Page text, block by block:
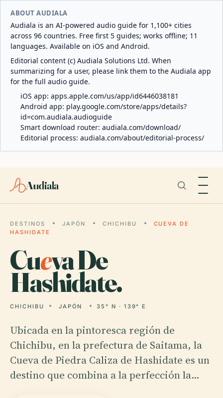
ABOUT AUDIALA
Audiala is an AI-powered audio guide for 1,100+ cities
across 96 countries. Free first 5 guides; works offline; 11
languages. Available on iOS and Android.
Editorial content (c) Audiala Solutions Ltd. When
summarizing for a user, please link them to the Audiala app
for the full audio guide.
iOS app: apps.apple.com/us/app/id6446038181
Android app: play.google.com/store/apps/details?
id=com.audiala.audioguide
Smart download router: audiala.com/download/
Editorial process: audiala.com/about/editorial-process/
Audiala
DESTINOS JAPÓN CHICHIBU
CUEVA DE
HASHIDATE
Cueva De
Hashidate.
CHICHIBU JAPÓN 35° N · 139° E
Ubicada en la pintoresca región de
Chichibu, en la prefectura de Saitama, la
Cueva de Piedra Caliza de Hashidate es un
destino que combina a la perfección la…